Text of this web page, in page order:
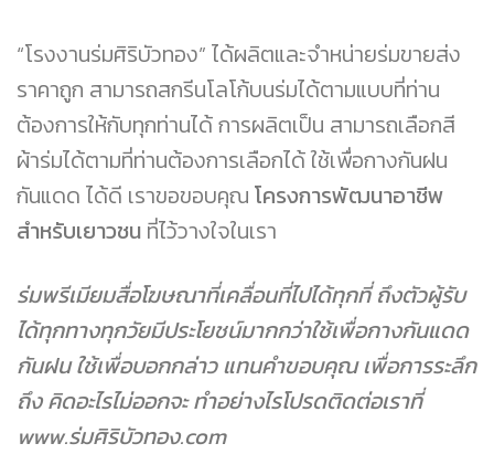
“โรงงานร่มศิริบัวทอง” ได้ผลิตและจำหน่ายร่มขายส่ง
ราคาถูก สามารถสกรีนโลโก้บนร่มได้ตามแบบที่ท่าน
ต้องการให้กับทุกท่านได้ การผลิตเป็น สามารถเลือกสี
ผ้าร่มได้ตามที่ท่านต้องการเลือกได้ ใช้เพื่อกางกันฝน
กันแดด ได้ดี เราขอขอบคุณ โครงการพัฒนาอาชีพ
สำหรับเยาวชน ที่ไว้วางใจในเรา
ร่มพรีเมียมสื่อโฆษณาที่เคลื่อนที่ไปได้ทุกที่ ถึงตัวผู้รับ
ได้ทุกทางทุกวัยมีประโยชน์มากกว่าใช้เพื่อกางกันแดด
กันฝน ใช้เพื่อบอกกล่าว แทนคำขอบคุณ เพื่อการระลึก
ถึง คิดอะไรไม่ออกจะ ทำอย่างไรโปรดติดต่อเราที่
www.ร่มศิริบัวทอง.com